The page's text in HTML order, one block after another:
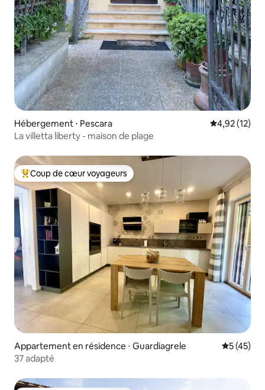
Hébergement ⋅ Pescara Évaluation
4,92 (12)
La villetta liberty - maison de plage
Coups de cœur voyageurs les plus appréciés
Coup de cœur voyageurs
Appartement en résidence ⋅ Guardiagrele
5 (45)
37 adapté